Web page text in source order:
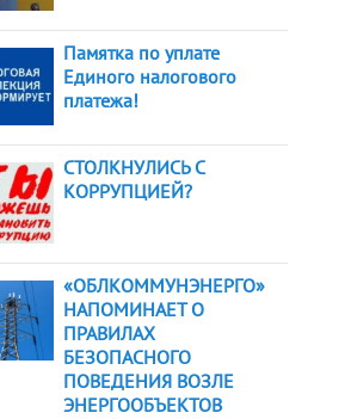
Памятка по уплате
Единого налогового
платежа!
СТОЛКНУЛИСЬ С
КОРРУПЦИЕЙ?
«ОБЛКОММУНЭНЕРГО»
НАПОМИНАЕТ О
ПРАВИЛАХ
БЕЗОПАСНОГО
ПОВЕДЕНИЯ ВОЗЛЕ
ЭНЕРГООБЪЕКТОВ